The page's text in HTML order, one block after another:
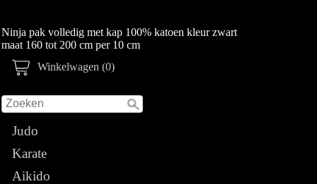
Winkelwagen (0)
Judo
Karate
Aikido
Ninja pak volledig met kap 100% katoen kleur zwart
maat 160 tot 200 cm per 10 cm